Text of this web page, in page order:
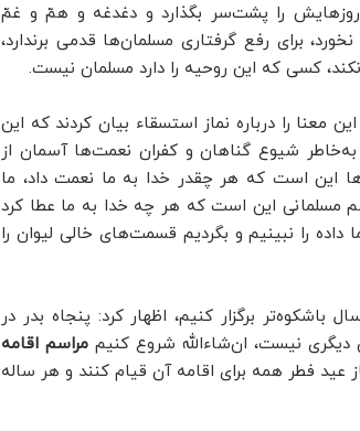
را پشت‌سر بگذارد و دغدغه و همّ و غمّ
برای رفع گرفتاری مسلمان‌ها قدمی برندارد،
کسی که این روحیه را دارد مسلمان نیست.
معنا را درباره نماز استسقاء بیان کردند که این
شیوع گناهان و کفران نعمت‌ها آسمان از
این است که هر چقدر خدا به ما نعمت داد، ما
مسلمانی این است که هر چه خدا به ما عطا کرد
را نبینیم و بگردیم قسمت‌های خالی لیوان را
باشکوه‌تر برگزار کنیم، اظهار کرد: پنجاه بدر در
نیست، ان‌شاءالله شروع کنیم مراسم اقامه
عید فطر همه برای اقامه آن قیام کنند و هر ساله